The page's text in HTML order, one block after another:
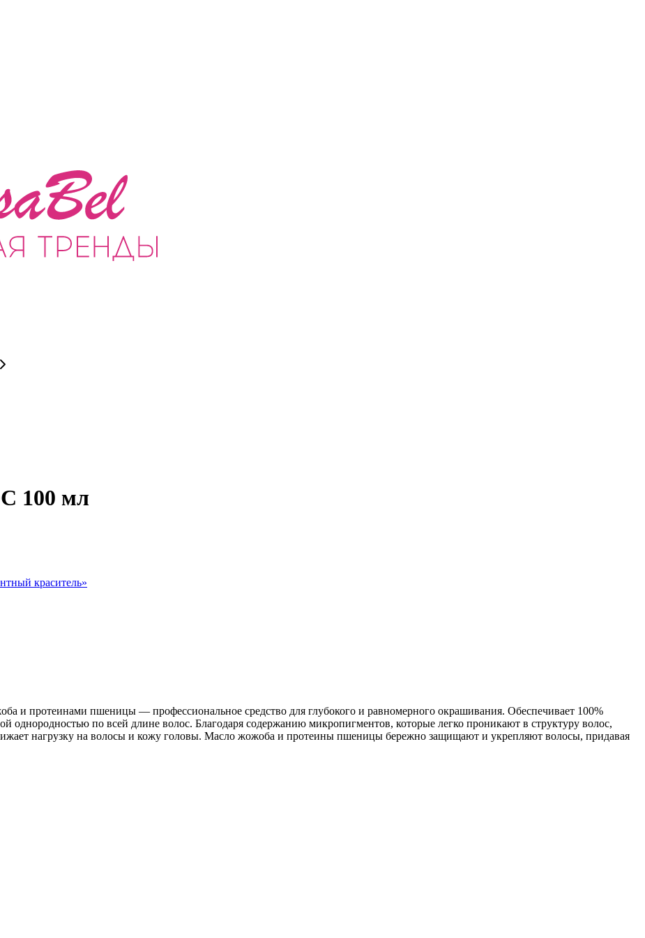
100 мл
краситель»
и протеинами пшеницы — профессиональное средство для глубокого и равномерного окрашивания. Обеспечивает 100%
по всей длине волос. Благодаря содержанию микропигментов, которые легко проникают в структуру волос,
нагрузку на волосы и кожу головы. Масло жожоба и протеины пшеницы бережно защищают и укрепляют волосы, придавая